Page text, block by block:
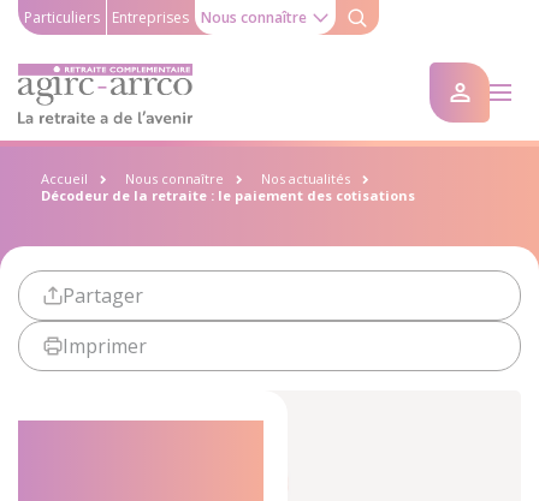
Particuliers Entreprises Nous connaître
Accueil Nous connaître
Nos actualités
Décodeur de la retraite : le paiement des cotisations
Partager
Imprimer